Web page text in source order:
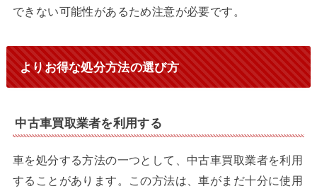
できない可能性があるため注意が必要です。
よりお得な処分方法の選び方
中古車買取業者を利用する
車を処分する方法の一つとして、中古車買取業者を利用
することがあります。この方法は、車がまだ十分に使用